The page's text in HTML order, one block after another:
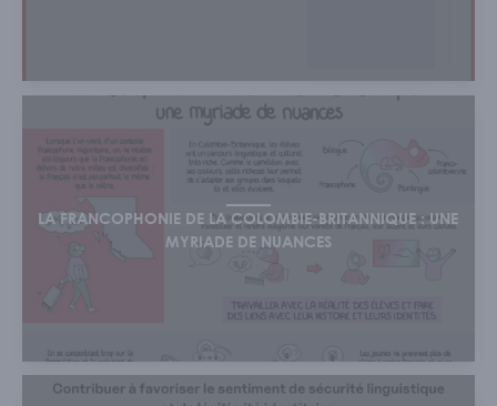
LA FRANCOPHONIE DE LA COLOMBIE-BRITANNIQUE : UNE
MYRIADE DE NUANCES